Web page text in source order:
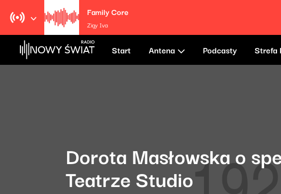
Family Core
Zigy Iva
Start Antena Podcasty Strefa
Dorota Masłowska o
Teatrze Studio